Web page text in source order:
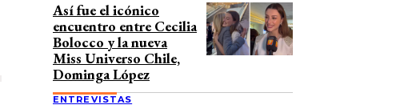
Así fue el icónico
encuentro entre Cecilia
Bolocco y la nueva
Miss Universo Chile,
Dominga López
ENTREVISTAS